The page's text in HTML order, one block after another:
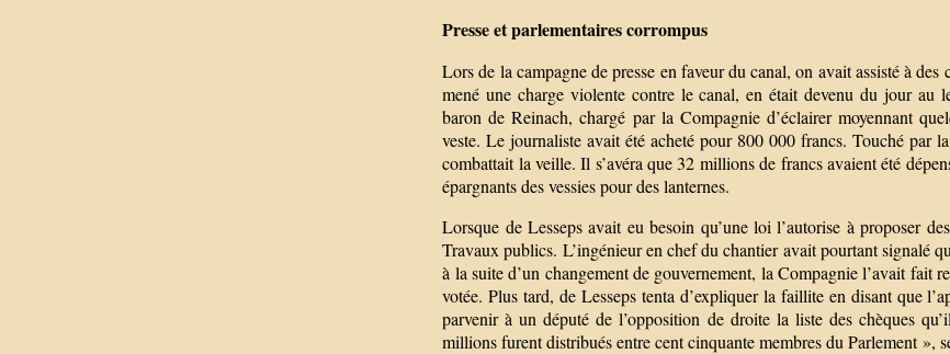
Presse et parlementaires corrompus
Lors de la campagne de presse en faveur du canal, on avait assisté à
mené une charge violente contre le canal, en était devenu du jour au
baron de Reinach, chargé par la Compagnie d’éclairer moyennant
veste. Le journaliste avait été acheté pour 800 000 francs. Touché par
combattait la veille. Il s’avéra que 32 millions de francs avaient été
épargnants des vessies pour des lanternes.
Lorsque de Lesseps avait eu besoin qu’une loi l’autorise à proposer
Travaux publics. L’ingénieur en chef du chantier avait pourtant signalé
à la suite d’un changement de gouvernement, la Compagnie l’avait fait
votée. Plus tard, de Lesseps tenta d’expliquer la faillite en disant que
parvenir à un député de l’opposition de droite la liste des chèques
millions furent distribués entre cent cinquante membres du Parlement »,